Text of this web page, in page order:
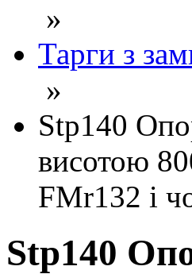
»
Тарги з
»
Stp140
висотою
FMr132 і
Stp140